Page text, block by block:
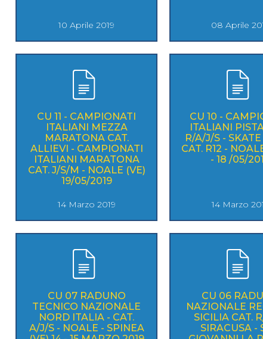
10 Aprile 2019 08 Aprile
CU 11 - CAMPIONATI
ITALIANI MEZZA
MARATONA CAT.
ALLIEVI - CAMPIONATI
ITALIANI MARATONA
CAT. J/S/M - NOALE (VE)
19/05/2019
14 Marzo 2019
CU 10 -
ITALIANI
R/A/J/S -
CAT. R12 -
- 18 /05/
14 Marzo
CU 07 RADUNO
TECNICO NAZIONALE
NORD ITALIA - CAT.
A/J/S - NOALE - SPINEA
CU 06
NAZIONALE
SICILIA CAT. R/A/J -
SIRACUSA -